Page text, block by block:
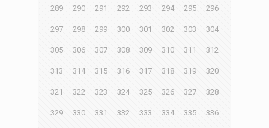
289 290 291 292 293 294 295 296
297 298 299 300 301 302 303 304
305 306 307 308 309 310 311 312
313 314 315 316 317 318 319 320
321 322 323 324 325 326 327 328
329 330 331 332 333 334 335 336